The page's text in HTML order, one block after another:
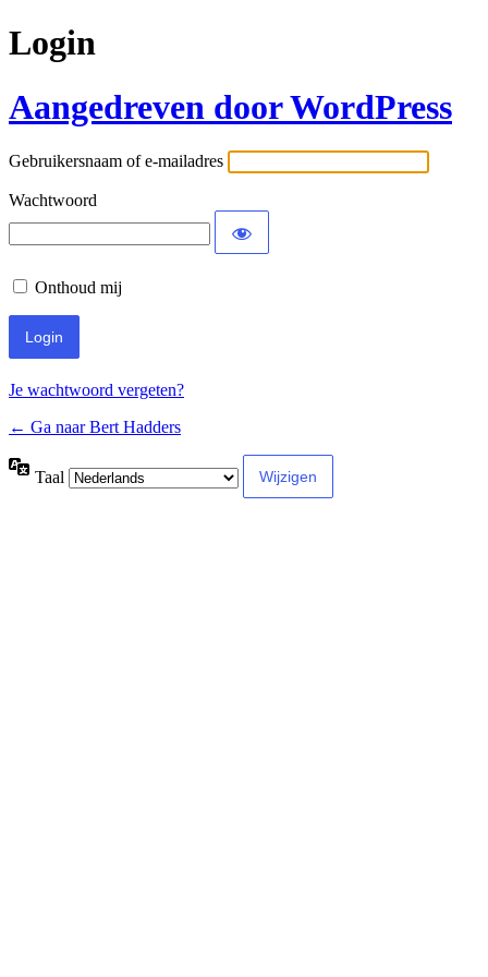
Login
Aangedreven door WordPress
Gebruikersnaam of e-mailadres
Wachtwoord
Onthoud mij
Je wachtwoord vergeten?
← Ga naar Bert Hadders
Taal